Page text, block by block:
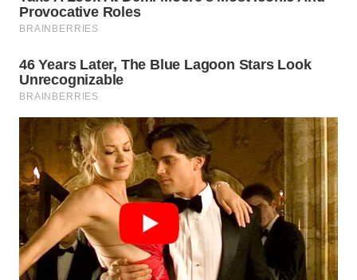
SUMEDANG
WN
CIANJUR
WN
KEPULAUAN
SERIBU
WN
TANGERANG
WN
BINJAI